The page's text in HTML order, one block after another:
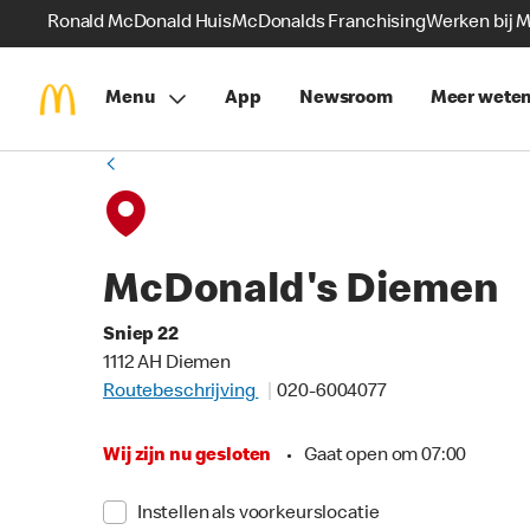
Ronald McDonald HuisMcDonalds FranchisingWerken bij
Menu App Newsroom Meer weten
McDonald's Diemen
Sniep 22
1112 AH Diemen
Routebeschrijving
020-6004077
Wij zijn nu gesloten • Gaat open om 07:00
Instellen als voorkeurslocatie